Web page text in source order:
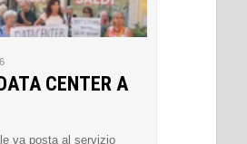
CENTER A
va posta al servizio